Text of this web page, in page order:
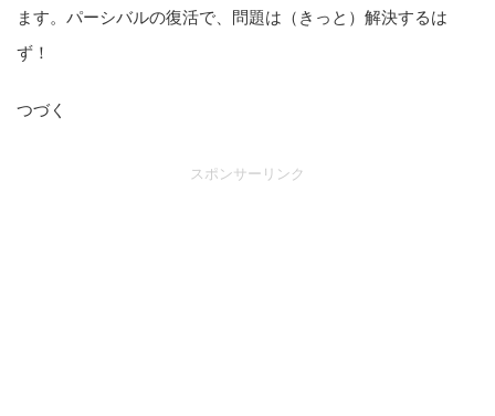
ます。パーシバルの復活で、問題は（きっと）解決するは
ず！
つづく
スポンサーリンク